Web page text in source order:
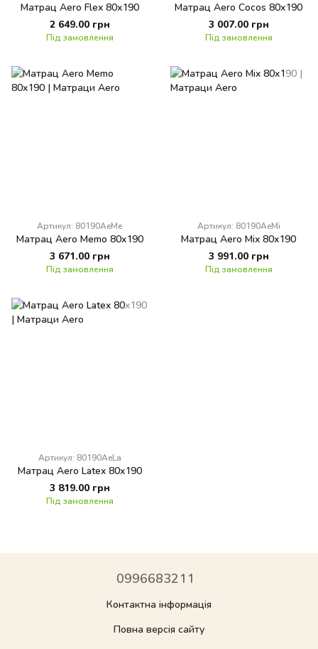
Матрац Aero Flex 80x190
2 649.00 грн
Під замовлення
Матрац Aero Cocos 80x190
3 007.00 грн
Під замовлення
Артикул: 80190AeMe
Матрац Aero Memo 80x190
3 671.00 грн
Під замовлення
Артикул: 80190AeMi
Матрац Aero Mix 80x190
3 991.00 грн
Під замовлення
Артикул: 80190AeLa
Матрац Aero Latex 80x190
3 819.00 грн
Під замовлення
0996683211
Контактна інформація
Повна версія сайту